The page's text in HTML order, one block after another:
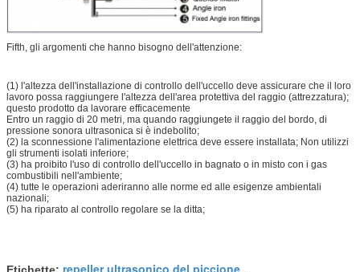
Fifth, gli argomenti che hanno bisogno dell'attenzione:
(1) l'altezza dell'installazione di controllo dell'uccello deve assicurare che il loro
lavoro possa raggiungere l'altezza dell'area protettiva del raggio (attrezzatura);
questo prodotto da lavorare efficacemente
Entro un raggio di 20 metri, ma quando raggiungete il raggio del bordo, di
pressione sonora ultrasonica si è indebolito;
(2) la sconnessione l'alimentazione elettrica deve essere installata; Non utilizzi
gli strumenti isolati inferiore;
(3) ha proibito l'uso di controllo dell'uccello in bagnato o in misto con i gas
combustibili nell'ambiente;
(4) tutte le operazioni aderiranno alle norme ed alle esigenze ambientali
nazionali;
(5) ha riparato al controllo regolare se la ditta;
Etichette: repeller ultrasonico del piccione ,